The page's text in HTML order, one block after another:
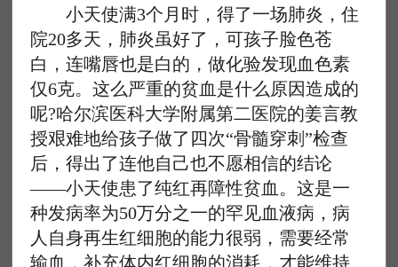
小天使满3个月时，得了一场肺炎，住
院20多天，肺炎虽好了，可孩子脸色苍
白，连嘴唇也是白的，做化验发现血色素
仅6克。这么严重的贫血是什么原因造成的
呢?哈尔滨医科大学附属第二医院的姜言教
授艰难地给孩子做了四次“骨髓穿刺”检查
后，得出了连他自己也不愿相信的结论
——小天使患了纯红再障性贫血。这是一
种发病率为50万分之一的罕见血液病，病
人自身再生红细胞的能力很弱，需要经常
输血，补充体内红细胞的消耗，才能维持